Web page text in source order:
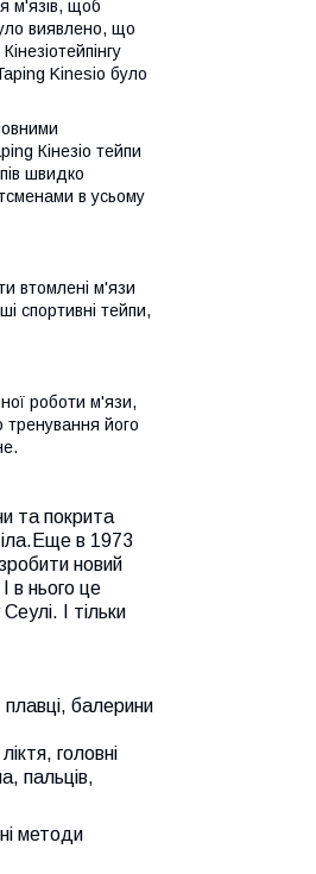
м'язів, щоб
виявлено, що
Kinesio було
Кінезіо тейпи
швидко
в усьому
втомлені м'язи
спортивні тейпи,
роботи м'язи,
тренування його
та покрита
в 1973
новий
в нього це
І тільки
балерини
головні
пальців,
методи